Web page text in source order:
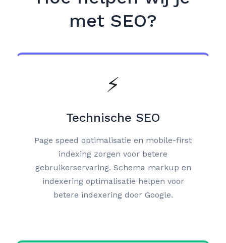
met SEO?
⚡
Technische SEO
Page speed optimalisatie en mobile-first
indexing zorgen voor betere
gebruikerservaring. Schema markup en
indexering optimalisatie helpen voor
betere indexering door Google.